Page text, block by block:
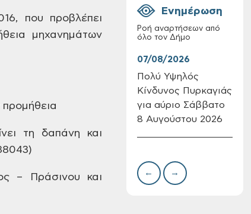
που προβλέπει
μηχανημάτων
προμήθεια
τη δαπάνη και
– Πράσινου και
08-2026
Επαναλειτουργία
του συστήματος
Ενημέρωση
Ροή αναρτήσεων από
όλο τον Δήμο
07/08/2026
Πολύ Υψηλός
Κίνδυνος Πυρκαγιάς
για αύριο Σάββατο
8 Αυγούστου 2026
← →